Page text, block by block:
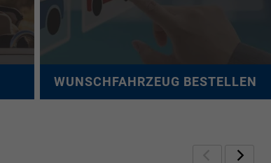
WUNSCHFAHRZEUG BESTELLEN
Zurück